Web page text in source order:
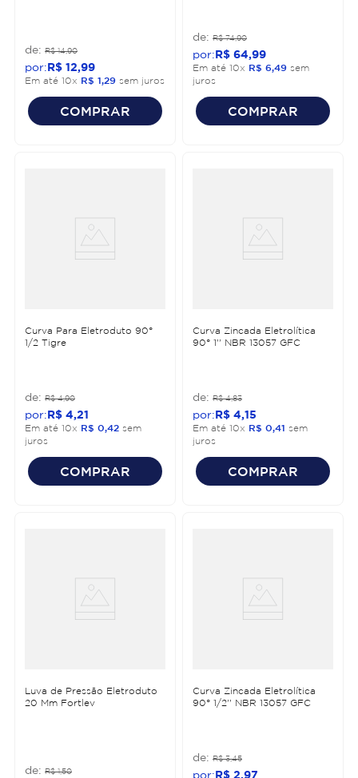
R$ 14,90
R$ 12 99
Em até 10x R$ 1 29 sem juros
COMPRAR
R$ 74,90
R$ 64 99
Em até 10x R$ 6 49 sem
juros
COMPRAR
Curva Para Eletroduto 90°
1/2 Tigre
R$ 4,90
R$ 4 21
Em até 10x R$ 0 42 sem
juros
COMPRAR
Curva Zincada Eletrolítica
90° 1'' NBR 13057 GFC
R$ 4,83
R$ 4 15
Em até 10x R$ 0 41 sem
juros
COMPRAR
Luva de Pressão Eletroduto
20 Mm Fortlev
R$ 1,50
Curva Zincada Eletrolítica
90° 1/2'' NBR 13057 GFC
R$ 3,45
R$ 2 97